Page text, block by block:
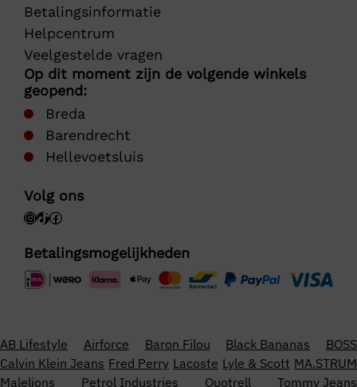
Betalingsinformatie
Helpcentrum
Veelgestelde vragen
Op dit moment zijn de volgende winkels
geopend:
Breda
Barendrecht
Hellevoetsluis
Volg ons
Betalingsmogelijkheden
AB Lifestyle Airforce Baron Filou Black Bananas
BOSS
Calvin Klein Jeans Fred Perry Lacoste Lyle & Scott MA.STRUM
Malelions
Petrol Industries Quotrell Tommy Jeans